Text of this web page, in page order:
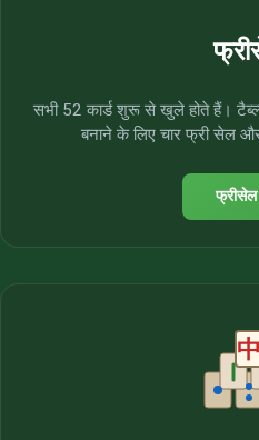
सभी 52 कार्ड शुरू से खुले होते हैं।
बनाने के लिए चार फ्री सेल